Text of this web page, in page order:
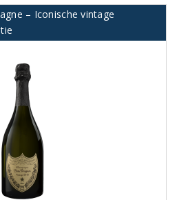
– Iconische vintage